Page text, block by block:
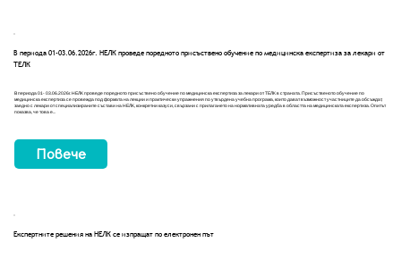
Повече
В периода 01- 03.06.2026г. НЕЛК проведе поредното присъствено обучение по медицинска експертиза за лекари от ТЕЛК в страната. Присъственото обучение по
медицинска експертиза се провежда под формата на лекции и практически упражнения по утвърдена учебна програма, които дават възможност участниците да обсъждат,
заедно с лекари от специализираните състави на НЕЛК, конкретни казуси, свързани с прилагането на нормативната уредба в областта на медицинската експертиза. Опитът
показва, че това е...
В периода 01-03.06.2026г. НЕЛК проведе поредното присъствено обучение по медицинска експертиза за лекари от
ТЕЛК
Експертните решения на НЕЛК се изпращат по електронен път